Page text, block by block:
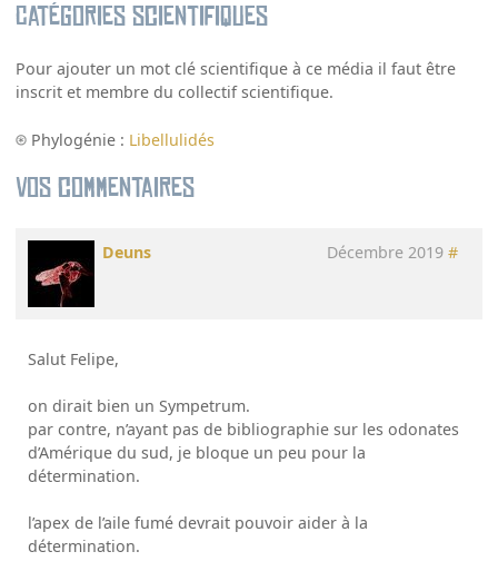
Catégories scientifiques
Pour ajouter un mot clé scientifique à ce média il faut être
inscrit et membre du collectif scientifique.
Phylogénie : Libellulidés
Vos commentaires
Deuns Décembre 2019 #
Salut Felipe,
on dirait bien un Sympetrum.
par contre, n’ayant pas de bibliographie sur les odonates
d’Amérique du sud, je bloque un peu pour la
détermination.
l’apex de l’aile fumé devrait pouvoir aider à la
détermination.